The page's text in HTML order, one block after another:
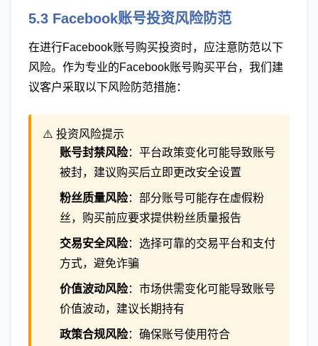
5.3 Facebook账号投资风险防范
在进行Facebook账号购买投资时，应注意防范以下
风险。作为专业的Facebook账号购买平台，我们建
议客户采取以下风险防范措施：
⚠️ 投资风险提示
账号封禁风险：平台政策变化可能导致账号
被封，建议购买后立即更改安全设置
粉丝质量风险：部分账号可能存在虚假粉
丝，购买前应要求提供粉丝质量报告
交易安全风险：选择可靠的交易平台和支付
方式，避免诈骗
价值波动风险：市场供需变化可能导致账号
价值波动，建议长期持有
政策合规风险：确保账号使用符合